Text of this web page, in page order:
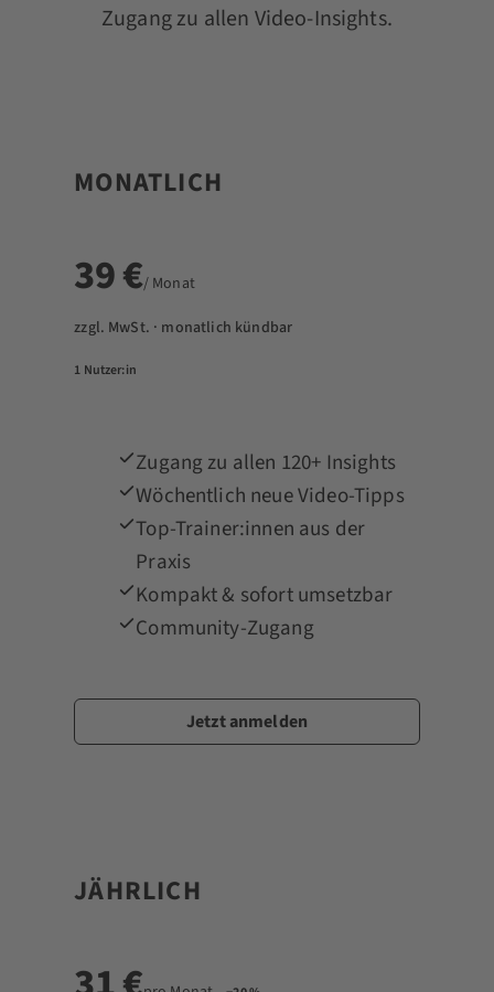
Zugang zu allen Video-Insights.
MONATLICH
39 €/ Monat
zzgl. MwSt. · monatlich kündbar
1 Nutzer:in
Zugang zu allen 120+ Insights
Wöchentlich neue Video-Tipps
Top-Trainer:innen aus der
Praxis
Kompakt & sofort umsetzbar
Community-Zugang
Jetzt anmelden
JÄHRLICH